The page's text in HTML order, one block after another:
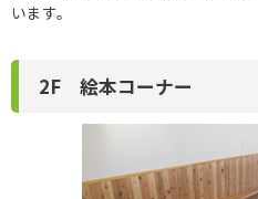
います。
2F 絵本コーナー